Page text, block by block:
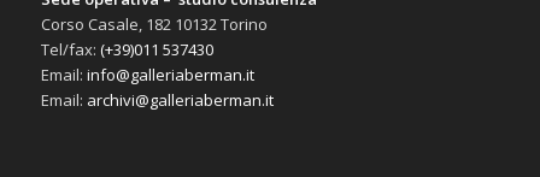
Corso Casale, 182 10132 Torino
Tel/fax: (+39)011 537430
Email: info@galleriaberman.it
Email: archivi@galleriaberman.it